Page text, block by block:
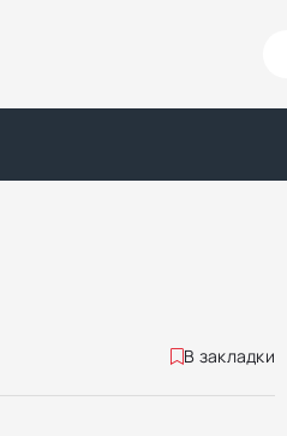
В закладки